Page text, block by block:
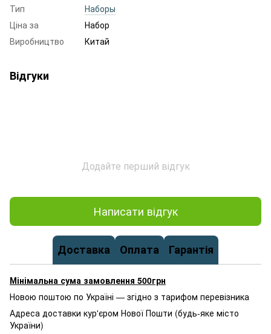
Тип
Наборы
Ціна за
Набор
Виробництво
Китай
Відгуки
Додайте перший відгук
Написати відгук
Доставка Оплата Гарантія
Мінімальна сума замовлення 500грн
Новою поштою по Україні — згідно з тарифом перевізника
Адреса доставки кур'єром Нової Пошти (будь-яке місто
України)